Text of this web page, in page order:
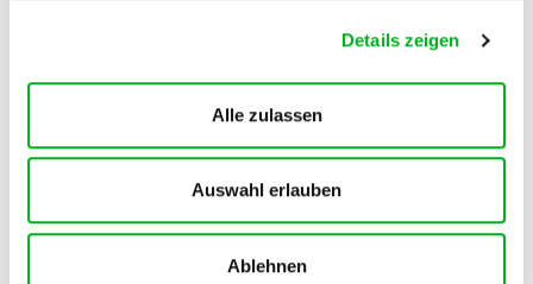
Details zeigen
Alle zulassen
Auswahl erlauben
Ablehnen
weder Nässe noch anhaltende Trockenheit.
Hauert MANNA begleitet Sie durch
Infomail abonnieren